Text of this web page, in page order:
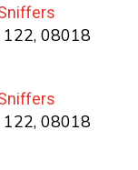
122, 08018
122, 08018